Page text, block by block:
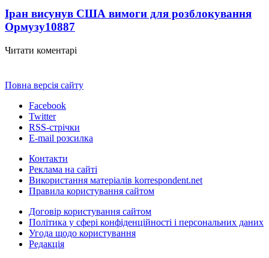
Іран висунув США вимоги для розблокування
Ормузу10887
Читати коментарі
Повна версія сайту
Facebook
Twitter
RSS-стрічки
E-mail розсилка
Контакти
Реклама на сайті
Використання матеріалів korrespondent.net
Правила користування сайтом
Договір користування сайтом
Політика у сфері конфіденційності і персональних даних
Угода щодо користування
Редакція